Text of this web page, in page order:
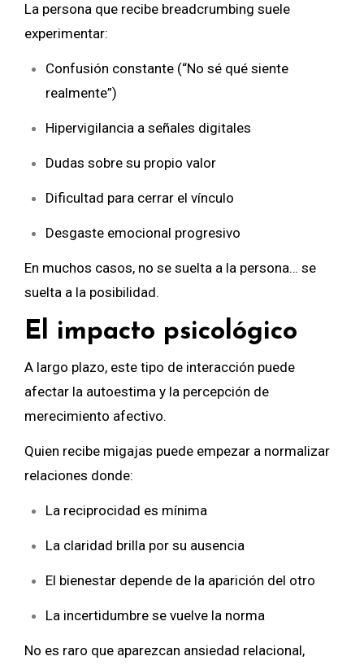
La persona que recibe breadcrumbing suele
experimentar:
Confusión constante (“No sé qué siente
realmente”)
Hipervigilancia a señales digitales
Dudas sobre su propio valor
Dificultad para cerrar el vínculo
Desgaste emocional progresivo
En muchos casos, no se suelta a la persona… se
suelta a la posibilidad.
El impacto psicológico
A largo plazo, este tipo de interacción puede
afectar la autoestima y la percepción de
merecimiento afectivo.
Quien recibe migajas puede empezar a normalizar
relaciones donde:
La reciprocidad es mínima
La claridad brilla por su ausencia
El bienestar depende de la aparición del otro
La incertidumbre se vuelve la norma
No es raro que aparezcan ansiedad relacional,